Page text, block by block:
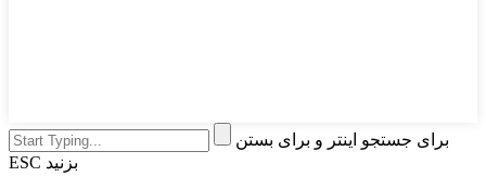
برای جستجو اینتر و برای بستن
ESC بزنید